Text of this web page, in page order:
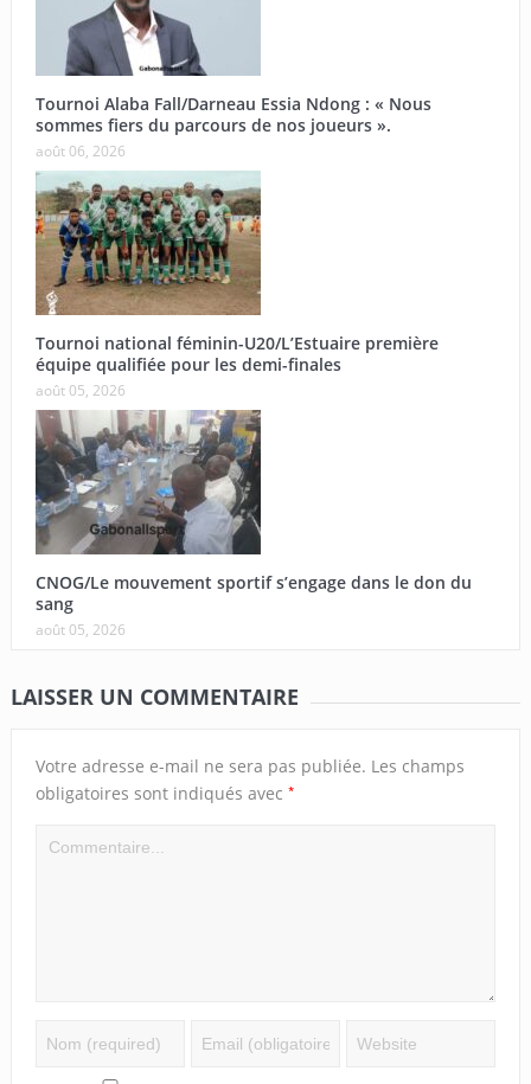
Tournoi Alaba Fall/Darneau Essia Ndong : « Nous
sommes fiers du parcours de nos joueurs ».
août 06, 2026
Tournoi national féminin-U20/L’Estuaire première
équipe qualifiée pour les demi-finales
août 05, 2026
CNOG/Le mouvement sportif s’engage dans le don du
sang
août 05, 2026
LAISSER UN COMMENTAIRE
Votre adresse e-mail ne sera pas publiée. Les champs
obligatoires sont indiqués avec *